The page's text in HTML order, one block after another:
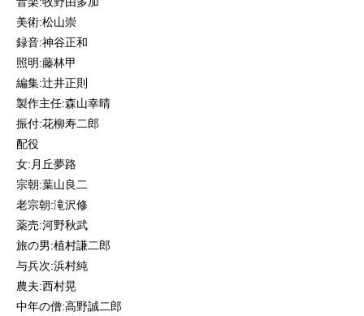
美術:松山崇
録音:神谷正和
照明:藤林甲
編集:辻井正則
製作主任:森山幸晴
振付:花柳寿二郎
配役
女:月丘夢路
宗朝:葉山良二
老宗朝:滝沢修
薬売:河野秋武
旅の男:植村謙二郎
与兵次:浜村純
農夫:西村晃
中年の僧:高野誠二郎